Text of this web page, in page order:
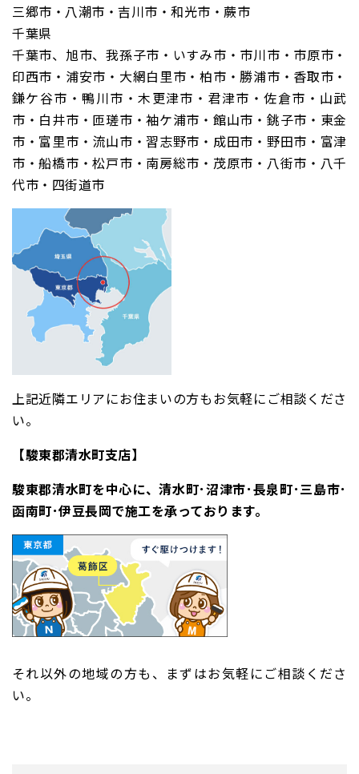
三郷市・八潮市・吉川市・和光市・蕨市
千葉県
千葉市、旭市、我孫子市・いすみ市・市川市・市原市・
印西市・浦安市・大網白里市・柏市・勝浦市・香取市・
鎌ケ谷市・鴨川市・木更津市・君津市・佐倉市・山武
市・白井市・匝瑳市・袖ケ浦市・館山市・銚子市・東金
市・富里市・流山市・習志野市・成田市・野田市・富津
市・船橋市・松戸市・南房総市・茂原市・八街市・八千
代市・四街道市
上記近隣エリアにお住まいの方もお気軽にご相談くださ
い。
【駿東郡清水町支店】
駿東郡清水町を中心に、清水町･沼津市･長泉町･三島市･
函南町･伊豆長岡で施工を承っております。
それ以外の地域の方も、まずはお気軽にご相談くださ
い。